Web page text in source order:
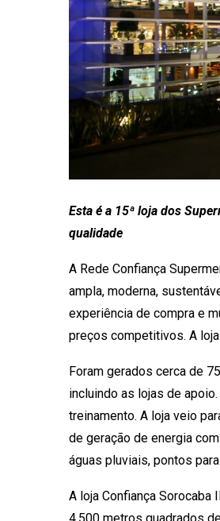
Esta é a 15ª loja dos
qualidade
A Rede Confiança
ampla, moderna,
experiência de compra e
preços competitivos. A
Foram gerados cerca de
incluindo as lojas de
treinamento. A loja veio
de geração de energia
águas pluviais, pontos
A loja Confiança